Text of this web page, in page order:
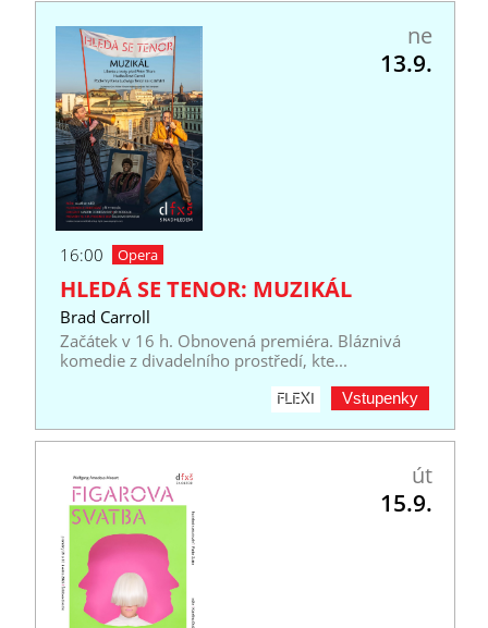
ne
13.9.
16:00 Opera
HLEDÁ SE TENOR: MUZIKÁL
Brad Carroll
Začátek v 16 h. Obnovená premiéra. Bláznivá
komedie z divadelního prostředí, kte...
Vstupenky
FLEXI
út
15.9.